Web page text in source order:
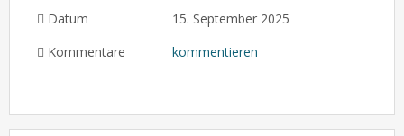
Datum
15. September 2025
Kommentare
kommentieren